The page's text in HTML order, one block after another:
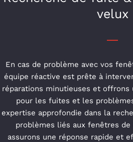
velux
En cas de problème avec vos
équipe réactive est prête à
réparations minutieuses et offrons
pour les fuites et les
expertise approfondie dans la
problèmes liés aux fenêtres de
assurons une réponse rapide et